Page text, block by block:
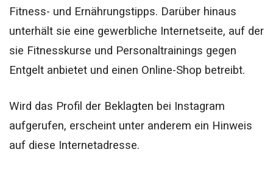
Fitness- und Ernährungstipps. Darüber hinaus
unterhält sie eine gewerbliche Internetseite, auf der
sie Fitnesskurse und Personaltrainings gegen
Entgelt anbietet und einen Online-Shop betreibt.
Wird das Profil der Beklagten bei Instagram
aufgerufen, erscheint unter anderem ein Hinweis
auf diese Internetadresse.